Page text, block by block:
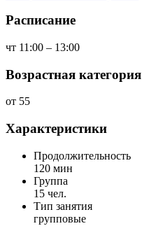
Расписание
чт 11:00 – 13:00
Возрастная категория
от 55
Характеристики
Продолжительность
120 мин
Группа
15 чел.
Тип занятия
групповые